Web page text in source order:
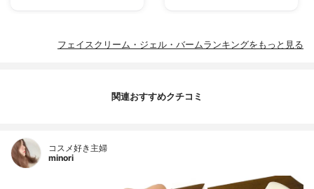
フェイスクリーム・ジェル・バームランキングをもっと見る
関連おすすめクチコミ
コスメ好き主婦
minori